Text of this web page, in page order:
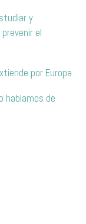
y
el
por Europa
hablamos de